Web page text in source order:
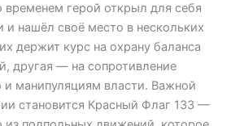
герой открыл для себя
и нашёл своё место в нескольких
держит курс на охрану баланса
другая — на сопротивление
манипуляциям власти. Важной
становится Красный Флаг 133 —